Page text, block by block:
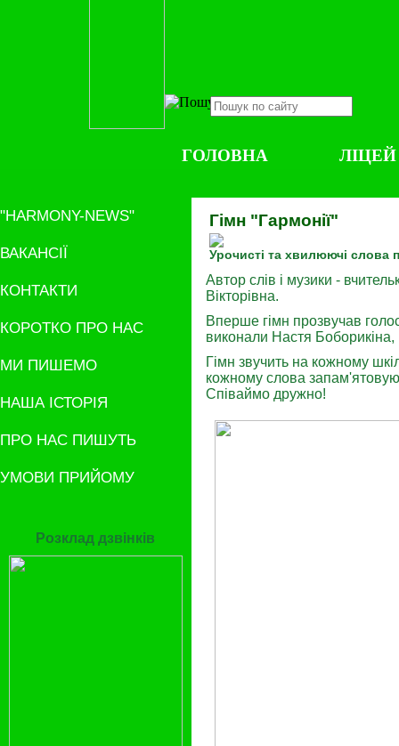
ГОЛОВНА ЛІЦЕЙ
"HARMONY-NEWS"
ВАКАНСІЇ
КОНТАКТИ
КОРОТКО ПРО НАС
МИ ПИШЕМО
НАША ІСТОРІЯ
ПРО НАС ПИШУТЬ
УМОВИ ПРИЙОМУ
Розклад дзвінків
Гімн "Гармонії"
Урочисті та хвилюючі слова
Автор слів і музики -
Вікторівна.
Вперше гімн прозвучав
виконали Настя
Гімн звучить на кожному
кожному слова
Співаймо дружно!